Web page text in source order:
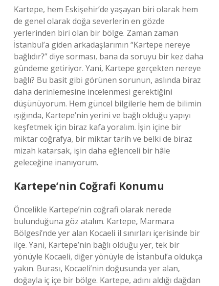
Kartepe, hem Eskişehir’de yaşayan biri olarak hem
de genel olarak doğa severlerin en gözde
yerlerinden biri olan bir bölge. Zaman zaman
İstanbul’a giden arkadaşlarımın “Kartepe nereye
bağlıdır?” diye sorması, bana da soruyu bir kez daha
gündeme getiriyor. Yani, Kartepe gerçekten nereye
bağlı? Bu basit gibi görünen sorunun, aslında biraz
daha derinlemesine incelenmesi gerektiğini
düşünüyorum. Hem güncel bilgilerle hem de bilimin
ışığında, Kartepe’nin yerini ve bağlı olduğu yapıyı
keşfetmek için biraz kafa yoralım. İşin içine bir
miktar coğrafya, bir miktar tarih ve belki de biraz
mizah katarsak, işin daha eğlenceli bir hâle
geleceğine inanıyorum.
Kartepe’nin Coğrafi Konumu
Öncelikle Kartepe’nin coğrafi olarak nerede
bulunduğuna göz atalım. Kartepe, Marmara
Bölgesi’nde yer alan Kocaeli il sınırları içerisinde bir
ilçe. Yani, Kartepe’nin bağlı olduğu yer, tek bir
yönüyle Kocaeli, diğer yönüyle de İstanbul’a oldukça
yakın. Burası, Kocaeli’nin doğusunda yer alan,
doğayla iç içe bir bölge. Kartepe, adını aldığı dağdan